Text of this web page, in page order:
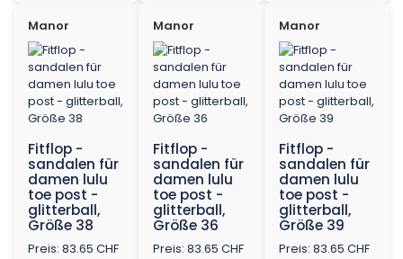
Manor
Fitflop -
sandalen für
damen lulu
toe post -
glitterball,
Größe 38
Preis: 83.65 CHF
Manor
Fitflop -
sandalen für
damen lulu
toe post -
glitterball,
Größe 36
Preis: 83.65 CHF
Manor
Fitflop -
sandalen für
damen lulu
toe post -
glitterball,
Größe 39
Preis: 83.65 CHF